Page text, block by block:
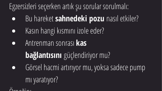
Egzersizleri seçerken artık şu sorular sorulmalı:
Bu hareket sahnedeki pozu nasıl etkiler?
Kasın hangi kısmını izole eder?
Antrenman sonrası kas
bağlantısını güçlendiriyor mu?
Görsel hacmi artırıyor mu, yoksa sadece pump
mı yaratıyor?